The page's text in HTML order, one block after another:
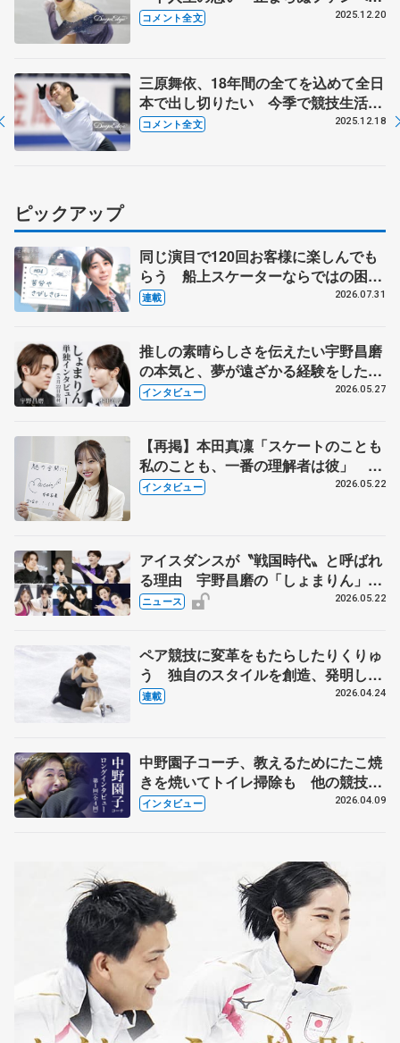
感謝の言葉、演技直前の声援で「思わ
コメント全文 2025.12.20
三原舞依、18年間の全てを込めて全日
本で出し切りたい 今季で競技生活に
一区切りを決意「恩返しできる演技
コメント全文 2025.12.18
ピックアップ
同じ演目で120回お客様に楽しんでも
らう 船上スケーターならではの困難
とは 影響あったPIW前キャプテン松
連載 2026.07.31
推しの素晴らしさを伝えたい宇野昌磨
の本気と、夢が遠ざかる経験をした本
田真凜の覚悟
インタビュー 2026.05.27
【再掲】本田真凜「スケートのことも
私のことも、一番の理解者は彼」 引
退時の単独インタビューで語った競技
インタビュー 2026.05.22
アイスダンスが〝戦国時代〟と呼ばれ
る理由 宇野昌磨の「しょまりん」ら
実力者が相次いで参戦 国内の競争激
ニュース 2026.05.22
ペア競技に変革をもたらしたりくりゅ
う 独自のスタイルを創造、発明した
【引退発表後②】
連載 2026.04.24
中野園子コーチ、教えるためにたこ焼
きを焼いてトイレ掃除も 他の競技に
も通用するという坂本花織の筋肉
インタビュー 2026.04.09